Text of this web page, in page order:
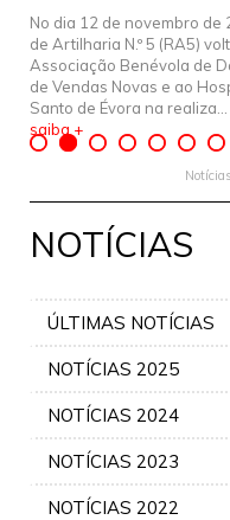
No dia 12 de novembro de
de Artilharia N.º 5 (RA5)
Associação Benévola de
de Vendas Novas e ao
Santo de Évora na realiza...
saiba +
NOTÍCIAS
ÚLTIMAS NOTÍCIAS
NOTÍCIAS 2025
NOTÍCIAS 2024
NOTÍCIAS 2023
NOTÍCIAS 2022